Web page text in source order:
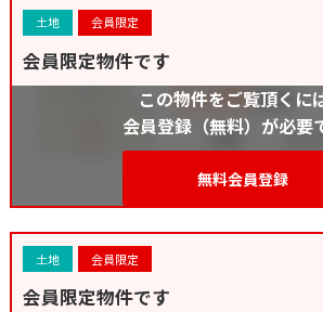
土地 会員限定
会員限定物件です
この物件をご覧頂くに
会員登録（無料）が必要
無料会員登録
土地 会員限定
会員限定物件です